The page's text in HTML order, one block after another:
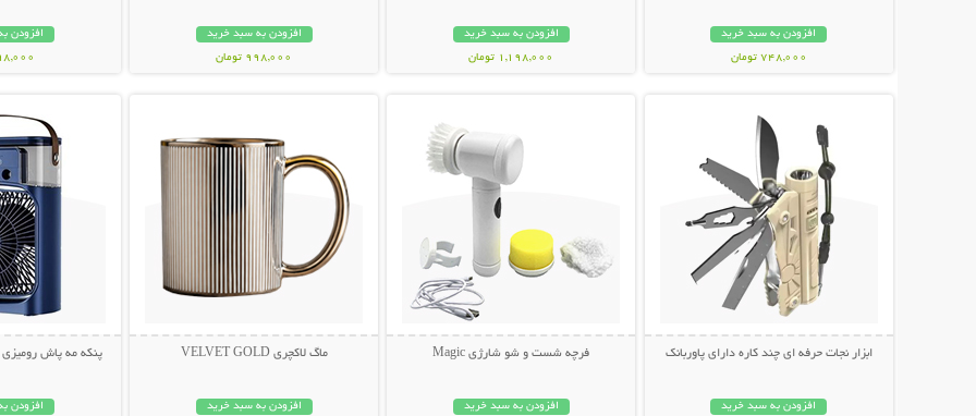
افزودن به سبد خرید
748,000 تومان
افزودن به سبد خرید
1,198,000 تومان
افزودن به سبد خرید
998,000 تومان
افزودن
498,000
ابزار نجات حرفه ای چند کاره دارای پاوربانک
افزودن به سبد خرید
فرچه شست و شو شارژی Magic
افزودن به سبد خرید
ماگ لاکچری VELVET GOLD
افزودن به سبد خرید
پنکه مه پاش رومیزی AIR COOLER FAN
افزودن